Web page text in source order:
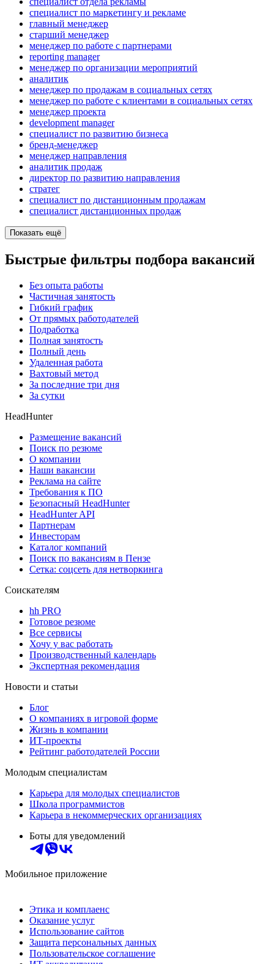
специалист по маркетингу и рекламе
главный менеджер
старший менеджер
менеджер по работе с партнерами
reporting manager
менеджер по организации мероприятий
аналитик
менеджер по продажам в социальных сетях
менеджер по работе с клиентами в социальных сетях
менеджер проекта
development manager
специалист по развитию бизнеса
бренд-менеджер
менеджер направления
аналитик продаж
директор по развитию направления
стратег
специалист по дистанционным продажам
специалист дистанционных продаж
Показать ещё
Быстрые фильтры подбора вакансий
Без опыта работы
Частичная занятость
Гибкий график
От прямых работодателей
Подработка
Полная занятость
Полный день
Удаленная работа
Вахтовый метод
За последние три дня
За сутки
HeadHunter
Размещение вакансий
Поиск по резюме
О компании
Наши вакансии
Реклама на сайте
Требования к ПО
Безопасный HeadHunter
HeadHunter API
Партнерам
Инвесторам
Каталог компаний
Поиск по вакансиям в Пензе
Сетка: соцсеть для нетворкинга
Соискателям
hh PRO
Готовое резюме
Все сервисы
Хочу у вас работать
Производственный календарь
Экспертная рекомендация
Новости и статьи
Блог
О компаниях в игровой форме
Жизнь в компании
ИТ-проекты
Рейтинг работодателей России
Молодым специалистам
Карьера для молодых специалистов
Школа программистов
Карьера в некоммерческих организациях
Боты для уведомлений
Мобильное приложение
Этика и комплаенс
Оказание услуг
Использование сайтов
Защита персональных данных
Пользовательское соглашение